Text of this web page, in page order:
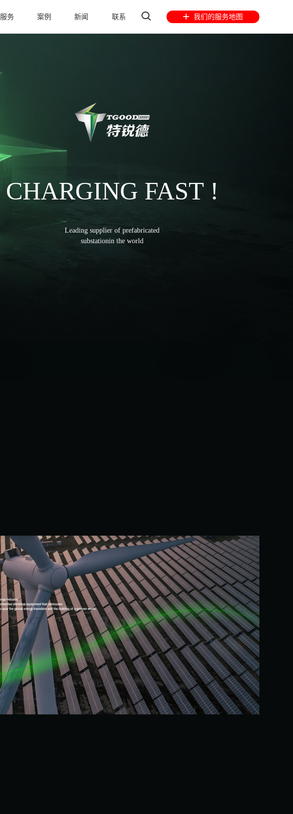
我们的服务地图
服务 案例 新闻 联系
CHARGING FAST !
Leading supplier of prefabricated
substationin the world